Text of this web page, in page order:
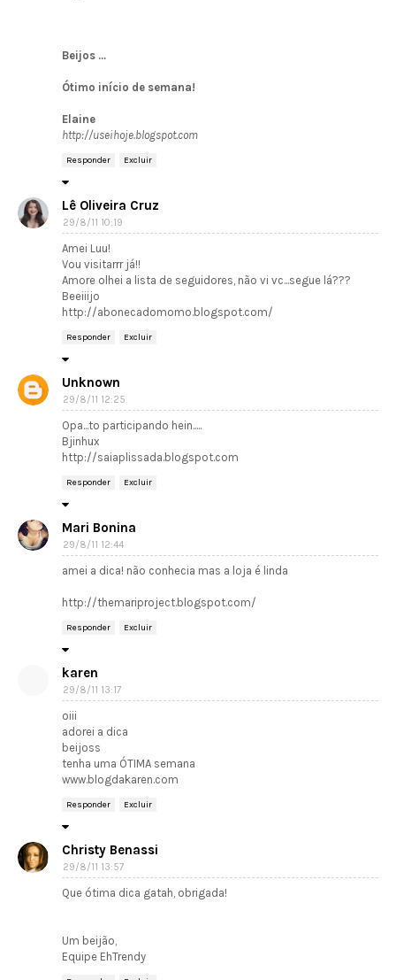
Beijos ...
Ótimo início de semana!
Elaine
http://useihoje.blogspot.com
Responder Excluir
Lê Oliveira Cruz
29/8/11 10:19
Amei Luu!
Vou visitarrr já!!
Amore olhei a lista de seguidores, não vi vc...segue lá???
Beeiiijo
http://abonecadomomo.blogspot.com/
Responder Excluir
Unknown
29/8/11 12:25
Opa...to participando hein.....
Bjinhux
http://saiaplissada.blogspot.com
Responder Excluir
Mari Bonina
29/8/11 12:44
amei a dica! não conhecia mas a loja é linda
http://themariproject.blogspot.com/
Responder Excluir
karen
29/8/11 13:17
oiii
adorei a dica
beijoss
tenha uma ÓTIMA semana
www.blogdakaren.com
Responder Excluir
Christy Benassi
29/8/11 13:57
Que ótima dica gatah, obrigada!
Um beijão,
Equipe EhTrendy